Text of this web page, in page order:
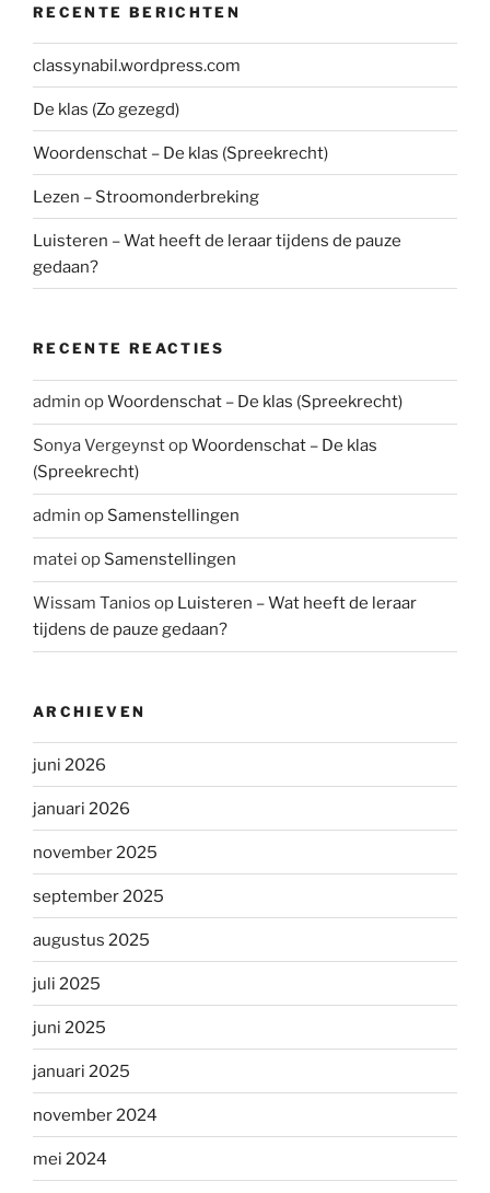
RECENTE BERICHTEN
classynabil.wordpress.com
De klas (Zo gezegd)
Woordenschat – De klas (Spreekrecht)
Lezen – Stroomonderbreking
Luisteren – Wat heeft de leraar tijdens de pauze
gedaan?
RECENTE REACTIES
admin opWoordenschat – De klas (Spreekrecht)
Sonya VergeynstopWoordenschat – De klas
(Spreekrecht)
admin op Samenstellingen
matei op Samenstellingen
Wissam Tanios op Luisteren – Wat heeft de leraar
tijdens de pauze gedaan?
ARCHIEVEN
juni 2026
januari 2026
november 2025
september 2025
augustus 2025
juli 2025
juni 2025
januari 2025
november 2024
mei 2024